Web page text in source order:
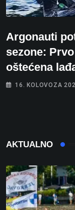
Argonauti
sezone:
oštećena
16. KOLOVOZA
AKTUALNO